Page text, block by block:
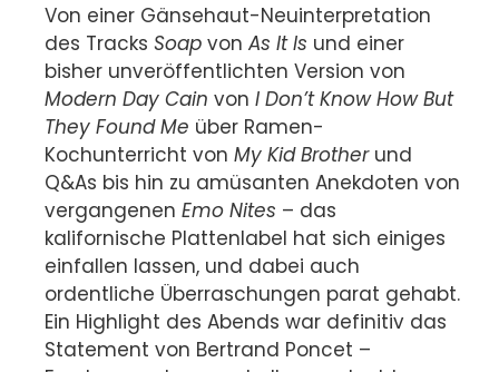
Von einer Gänsehaut-Neuinterpretation
des Tracks Soap von As It Is und einer
bisher unveröffentlichten Version von
Modern Day Cain von I Don’t Know How But
They Found Me über Ramen-
Kochunterricht von My Kid Brotherund
Q&As bis hin zu amüsanten Anekdoten von
vergangenen Emo Nites – das
kalifornische Plattenlabel hat sich einiges
einfallen lassen, und dabei auch
ordentliche Überraschungen parat gehabt.
Ein Highlight des Abends war definitiv das
Statement von Bertrand Poncet –